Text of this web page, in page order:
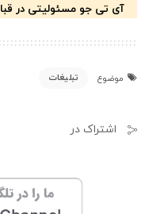
آی تی جو مسئولیتی در
موضوع تبلیغات
اشتراک در